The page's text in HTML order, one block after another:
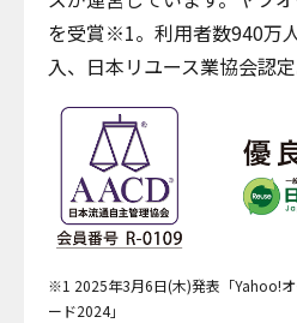
を受賞※1。利用者数940万
入、日本リユース業協会認定
※1 2025年3月6日(木)発表「Yahoo!
ード2024」